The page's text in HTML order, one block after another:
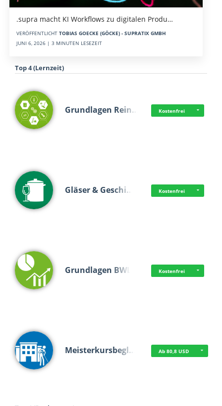
.supra macht KI Workflows zu digitalen Produ…
VERÖFFENTLICHT TOBIAS GOECKE (GÖCKE) - SUPRATIX GMBH
JUNI 6, 2026 | 3 MINUTEN LESEZEIT
Top 4 (Lernzeit)
Grundlagen Rein… Kostenfrei
Gläser & Geschi… Kostenfrei
Grundlagen BWL Kostenfrei
Meisterkursbegl… Ab 80,8 USD